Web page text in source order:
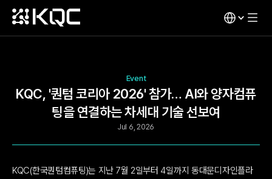
Event
KQC, '퀀텀 코리아 2026' 참가… AI와 양자컴퓨
팅을 연결하는 차세대 기술 선보여
Jul 6, 2026
KQC(한국퀀텀컴퓨팅)는 지난 7월 2일부터 4일까지 동대문디자인플라